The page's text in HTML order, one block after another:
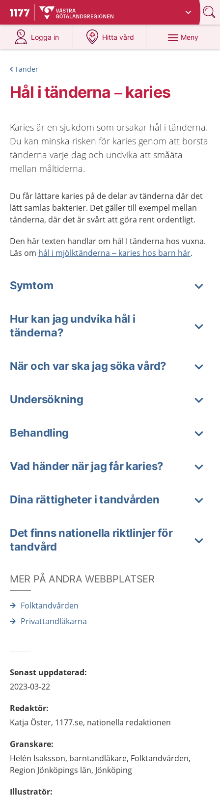
Till startsidan för 1177
Du har valt region
Logga in
på 1177.se
Hitta vård
på 1177.se
Meny
Tänder
Hål i tänderna – karies
Karies är en sjukdom som orsakar hål i tänderna.
Du kan minska risken för karies genom att borsta
tänderna varje dag och undvika att småäta
mellan måltiderna.
Du får lättare karies på de delar av tänderna där det
lätt samlas bakterier. Det gäller till exempel mellan
tänderna, där det är svårt att göra rent ordentligt.
Den här texten handlar om hål I tänderna hos vuxna.
Läs om hål i mjölktänderna – karies hos barn här.
Symtom
Hur kan jag undvika hål i
tänderna?
När och var ska jag söka vård?
Undersökning
Behandling
Vad händer när jag får karies?
Dina rättigheter i tandvården
Det finns nationella riktlinjer för
tandvård
MER PÅ ANDRA WEBBPLATSER
Folktandvården
Privattandläkarna
Senast uppdaterad:
2023-03-22
Redaktör:
Katja Öster, 1177.se, nationella redaktionen
Granskare:
Helén Isaksson, barntandläkare, Folktandvården,
Region Jönköpings län, Jönköping
Illustratör: